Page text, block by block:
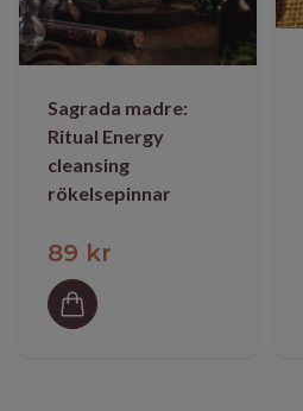
Sagrada madre:
Ritual Energy
cleansing
rökelsepinnar
89 kr